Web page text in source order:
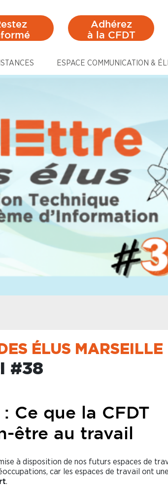
Adhérez
à la CFDT
ESPACE COMMUNICATION &
ÉLUS MARSEILLE
#38
Ce que la CFDT
être au travail
à disposition de nos futurs espaces de
car les espaces de travail ont une
.